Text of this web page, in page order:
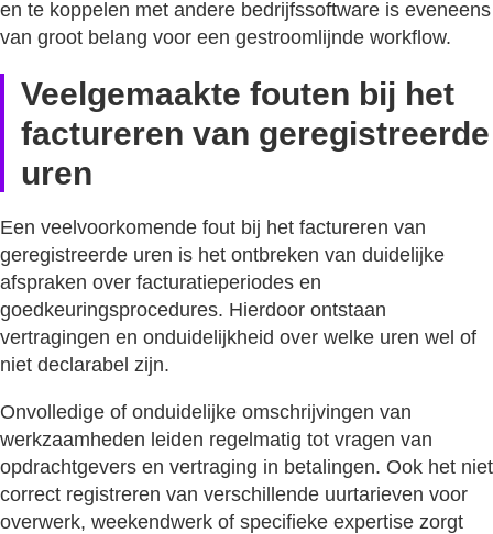
en te koppelen met andere bedrijfssoftware is eveneens
van groot belang voor een gestroomlijnde workflow.
Veelgemaakte fouten bij het
factureren van geregistreerde
uren
Een veelvoorkomende fout bij het factureren van
geregistreerde uren is het ontbreken van duidelijke
afspraken over facturatieperiodes en
goedkeuringsprocedures. Hierdoor ontstaan
vertragingen en onduidelijkheid over welke uren wel of
niet declarabel zijn.
Onvolledige of onduidelijke omschrijvingen van
werkzaamheden leiden regelmatig tot vragen van
opdrachtgevers en vertraging in betalingen. Ook het niet
correct registreren van verschillende uurtarieven voor
overwerk, weekendwerk of specifieke expertise zorgt